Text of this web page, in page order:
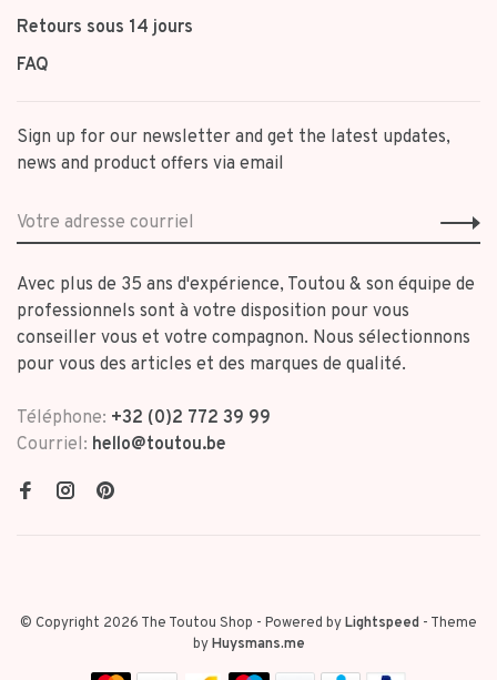
Retours sous 14 jours
FAQ
Sign up for our newsletter and get the latest updates,
news and product offers via email
Avec plus de 35 ans d'expérience, Toutou & son équipe de
professionnels sont à votre disposition pour vous
conseiller vous et votre compagnon. Nous sélectionnons
pour vous des articles et des marques de qualité.
Téléphone: +32 (0)2 772 39 99
Courriel: hello@toutou.be
© Copyright 2026 The Toutou Shop - Powered byLightspeed - Theme
byHuysmans.me